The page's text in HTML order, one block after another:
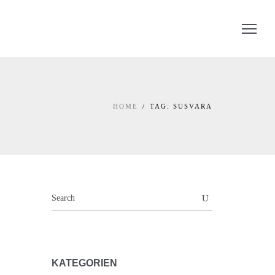
HOME TAG: SUSVARA
KATEGORIEN